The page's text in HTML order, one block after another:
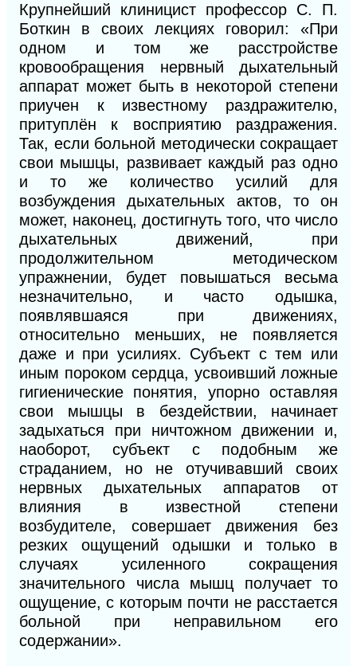
Крупнейший клиницист профессор С. П.
Боткин в своих лекциях говорил: «При
одном и том же расстройстве
кровообращения нервный дыхательный
аппарат может быть в некоторой степени
приучен к известному раздражителю,
притуплён к восприятию раздражения.
Так, если больной методически сокращает
свои мышцы, развивает каждый раз одно
и то же количество усилий для
возбуждения дыхательных актов, то он
может, наконец, достигнуть того, что число
дыхательных движений, при
продолжительном методическом
упражнении, будет повышаться весьма
незначительно, и часто одышка,
появлявшаяся при движениях,
относительно меньших, не появляется
даже и при усилиях. Субъект с тем или
иным пороком сердца, усвоивший ложные
гигиенические понятия, упорно оставляя
свои мышцы в бездействии, начинает
задыхаться при ничтожном движении и,
наоборот, субъект с подобным же
страданием, но не отучивавший своих
нервных дыхательных аппаратов от
влияния в известной степени
возбудителе, совершает движения без
резких ощущений одышки и только в
случаях усиленного сокращения
значительного числа мышц получает то
ощущение, с которым почти не расстается
больной при неправильном его
содержании».